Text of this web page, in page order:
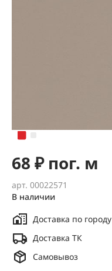
арт. 00022571
В наличии
Доставка по городу
Доставка ТК
Самовывоз
68 ₽ пог. м